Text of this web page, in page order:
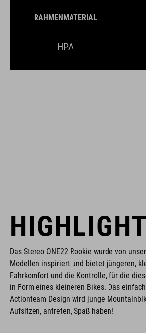
RAHMENMATERIAL
HPA
Das Stereo ONE22 Rookie wurde von
Modellen inspiriert und bietet jüngeren,
Fahrkomfort und die Kontrolle, für die
in Form eines kleineren Bikes. Das
Actionteam Design wird junge
Aufsitzen, antreten, Spaß haben!